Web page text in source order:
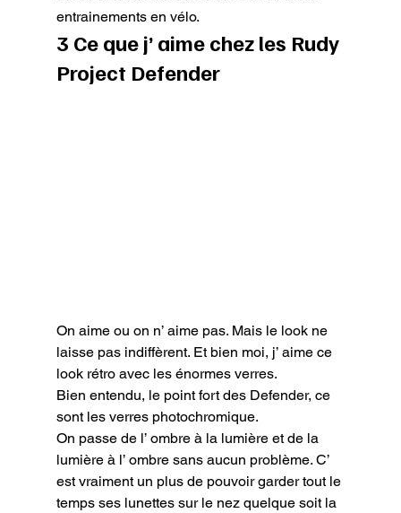
entrainements en vélo.
3 Ce que j’ aime chez les Rudy
Project Defender
On aime ou on n’ aime pas. Mais le look ne
laisse pas indiffèrent. Et bien moi, j’ aime ce
look rétro avec les énormes verres.
Bien entendu, le point fort des Defender, ce
sont les verres photochromique.
On passe de l’ ombre à la lumière et de la
lumière à l’ ombre sans aucun problème. C’
est vraiment un plus de pouvoir garder tout le
temps ses lunettes sur le nez quelque soit la